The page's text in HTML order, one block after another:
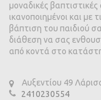
μοναδικές
ικανοποιημένοι και με
βάπτιση του παιδιού
διάθεση να σας
από κοντά στο
Αυξεντίου 49
2410230554